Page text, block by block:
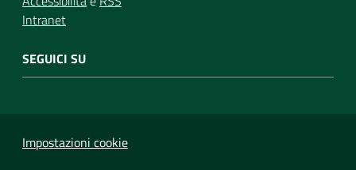
Intranet
SEGUICI SU
Impostazioni cookie